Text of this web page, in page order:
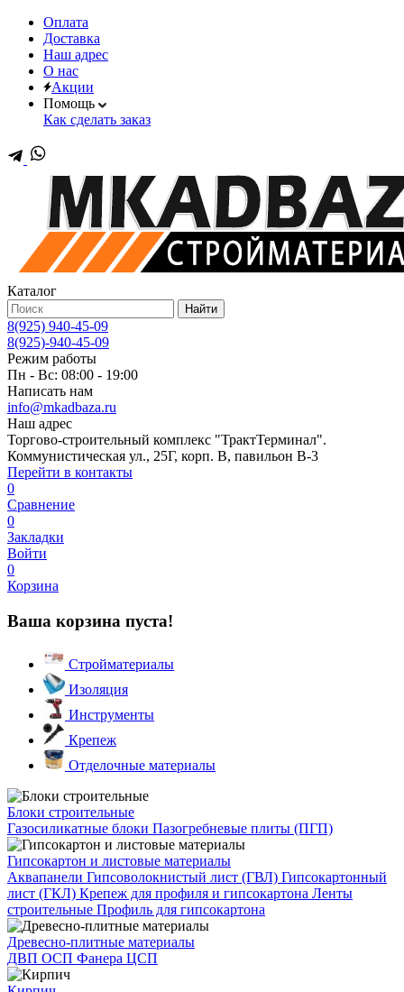
Оплата
Доставка
Наш адрес
О нас
Акции
Помощь
Как сделать заказ
Каталог
Найти
8(925) 940-45-09
8(925)-940-45-09
Режим работы
Пн - Вс: 08:00 - 19:00
Написать нам
info@mkadbaza.ru
Наш адрес
Торгово-строительный комплекс "ТрактТерминал".
Коммунистическая ул., 25Г, корп. В, павильон В-3
Перейти в контакты
0
Сравнение
0
Закладки
Войти
0
Корзина
Ваша корзина пуста!
Стройматериалы
Изоляция
Инструменты
Крепеж
Отделочные материалы
Блоки строительные
Газосиликатные блоки Пазогребневые плиты (ПГП)
Гипсокартон и листовые материалы
Аквапанели Гипсоволокнистый лист (ГВЛ) Гипсокартонный
лист (ГКЛ) Крепеж для профиля и гипсокартона Ленты
строительные Профиль для гипсокартона
Древесно-плитные материалы
ДВП ОСП Фанера ЦСП